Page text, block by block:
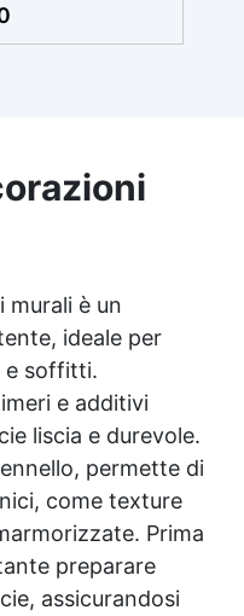
un
di acquistare
profonda
aumentando
✅ Finitura
protegge
con rullo,
12 ore per una
✅ Ideale per
e piazzali,
e agenti
murali è un
ideale per
e soffitti.
e additivi
liscia e durevole.
permette di
come texture
Prima
preparare
assicurandosi